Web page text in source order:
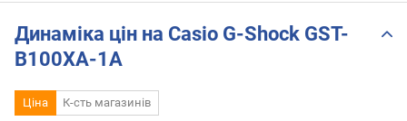
Динаміка цін на Casio G-Shock GST-
B100XA-1A
Ціна К-сть магазинів